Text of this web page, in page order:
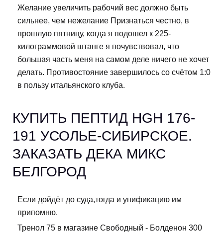
Желание увеличить рабочий вес должно быть
сильнее, чем нежелание Признаться честно, в
прошлую пятницу, когда я подошел к 225-
килограммовой штанге я почувствовал, что
большая часть меня на самом деле ничего не хочет
делать. Противостояние завершилось со счётом 1:0
в пользу итальянского клуба.
КУПИТЬ ПЕПТИД HGH 176-
191 УСОЛЬЕ-СИБИРСКОЕ.
ЗАКАЗАТЬ ДЕКА МИКС
БЕЛГОРОД
Если дойдёт до суда,тогда и унификацию им
припомню.
Тренол 75 в магазине Свободный - Болденон 300